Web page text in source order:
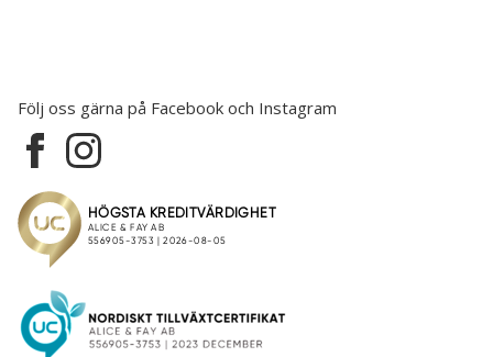
Följ oss gärna på Facebook och Instagram